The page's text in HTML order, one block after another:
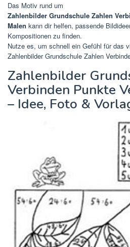
Das Motiv rund um
Zahlenbilder Grundschule Zahlen
Malen kann dir helfen, passende
Kompositionen zu finden.
Nutze es, um schnell ein Gefühl für das
Zahlenbilder Grundschule Zahlen
Zahlenbilder
Verbinden Punkte
– Idee, Foto &